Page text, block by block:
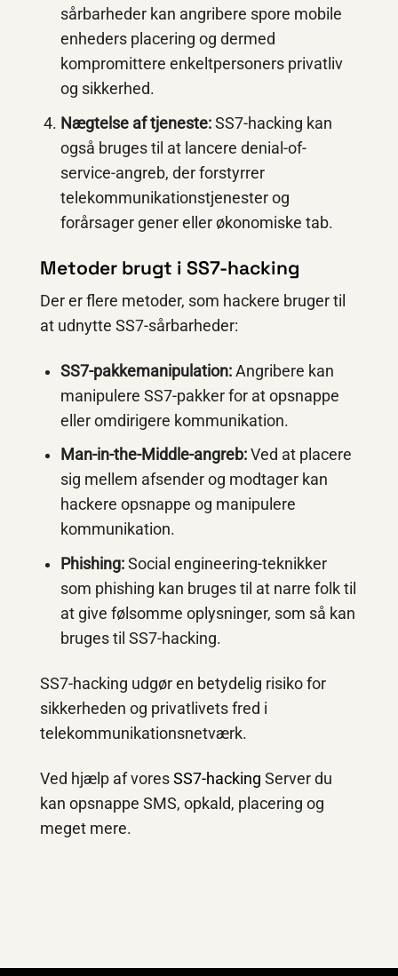
sårbarheder kan angribere spore mobile
enheders placering og dermed
kompromittere enkeltpersoners privatliv
og sikkerhed.
Nægtelse af tjeneste:SS7-hacking kan
også bruges til at lancere denial-of-
service-angreb, der forstyrrer
telekommunikationstjenester og
forårsager gener eller økonomiske tab.
Metoder brugt i SS7-hacking
Der er flere metoder, som hackere bruger til
at udnytte SS7-sårbarheder:
SS7-pakkemanipulation:Angribere kan
manipulere SS7-pakker for at opsnappe
eller omdirigere kommunikation.
Man-in-the-Middle-angreb:Ved at placere
sig mellem afsender og modtager kan
hackere opsnappe og manipulere
kommunikation.
Phishing:Social engineering-teknikker
som phishing kan bruges til at narre folk til
at give følsomme oplysninger, som så kan
bruges til SS7-hacking.
SS7-hacking udgør en betydelig risiko for
sikkerheden og privatlivets fred i
telekommunikationsnetværk.
Ved hjælp af vores SS7-hacking Server du
kan opsnappe SMS, opkald, placering og
meget mere.